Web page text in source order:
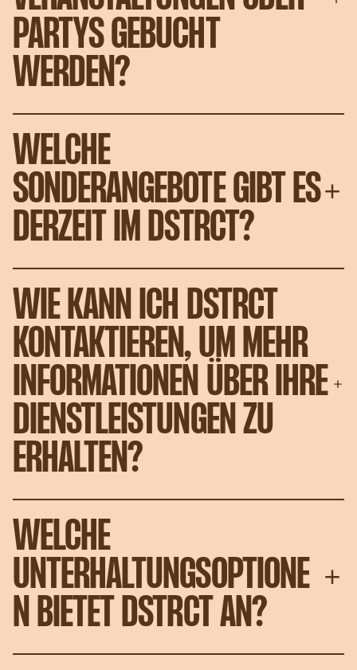
PARTYS GEBUCHT
WERDEN?
WELCHE
SONDERANGEBOTE GIBT ES
DERZEIT IM DSTRCT?
WIE KANN ICH DSTRCT
KONTAKTIEREN, UM MEHR
INFORMATIONEN ÜBER IHRE
DIENSTLEISTUNGEN ZU
ERHALTEN?
WELCHE
UNTERHALTUNGSOPTIONE
N BIETET DSTRCT AN?